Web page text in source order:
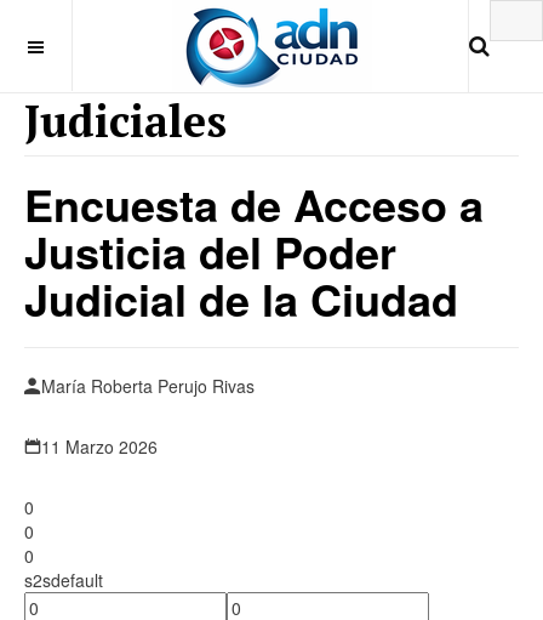
Judiciales
Encuesta de Acceso a
Justicia del Poder
Judicial de la Ciudad
María Roberta Perujo Rivas
11 Marzo 2026
0
0
0
s2sdefault